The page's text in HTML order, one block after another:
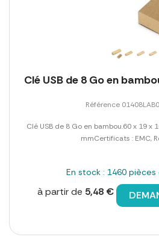
Clé USB de 8 Go en
Référence
Clé USB de 8 Go en bambou.60 x 19 x
mmCertificats : EMC,
En stock : 1460
à partir de 5,48 €